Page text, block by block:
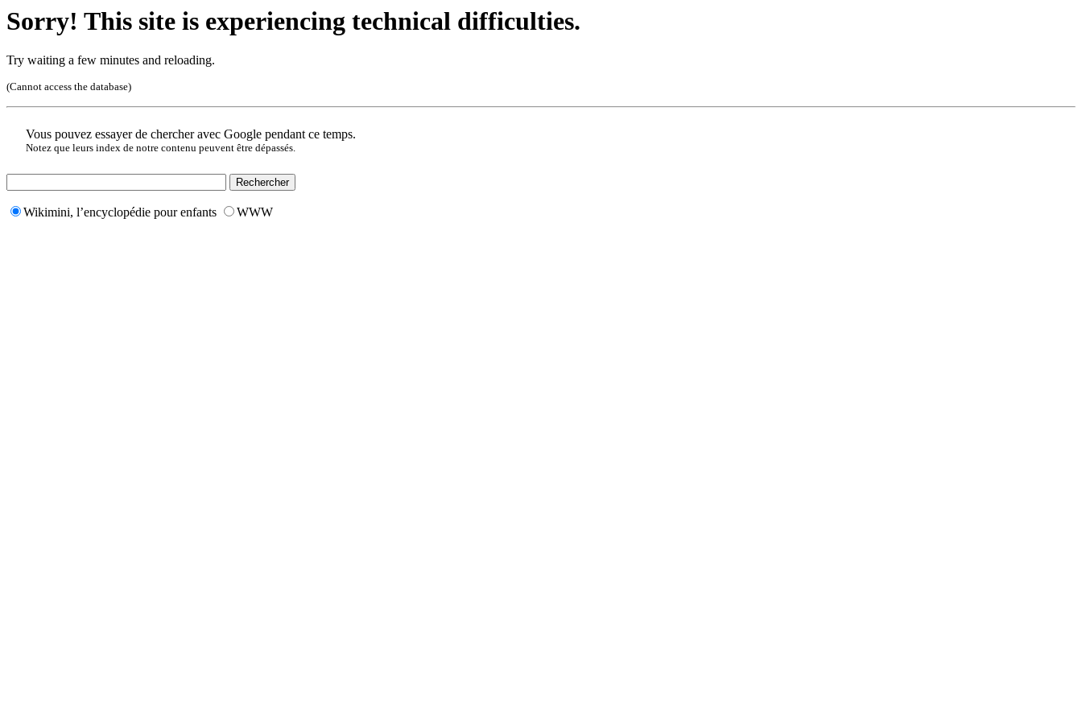
Sorry! This site is experiencing technical difficulties.
Try waiting a few minutes and reloading.
(Cannot access the database)
Vous pouvez essayer de chercher avec Google pendant ce temps.
Notez que leurs index de notre contenu peuvent être dépassés.
Wikimini, l’encyclopédie pour enfants WWW